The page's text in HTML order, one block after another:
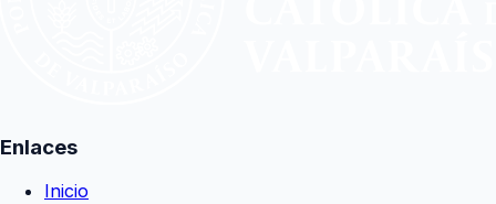
Enlaces
Inicio